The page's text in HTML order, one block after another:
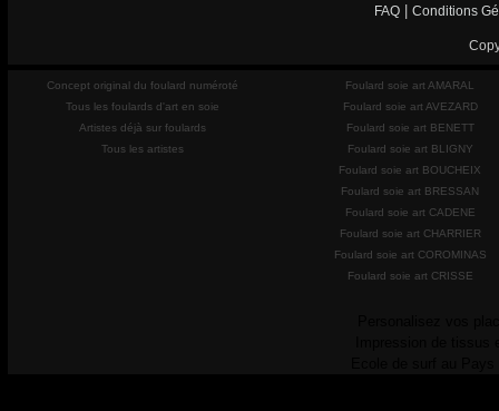
FAQ Conditions
Concept original du foulard numéroté
Tous les foulards d'art en soie
Artistes déjà sur foulards
Tous les artistes
Foulard soie art AMARAL
Foulard soie art AVEZARD
Foulard soie art BENETT
Foulard soie art BLIGNY
Foulard soie art BOUCHEIX
Foulard soie art BRESSAN
Foulard soie art CADENE
Foulard soie art CHARRIER
Foulard soie art COROMINAS
Foulard soie art CRISSE